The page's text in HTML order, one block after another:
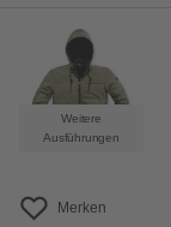
Weitere
Ausführungen
Merken